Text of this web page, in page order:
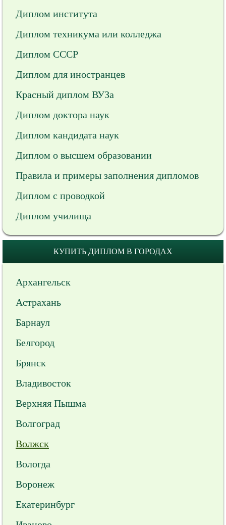
Диплом института
Диплом техникума или колледжа
Диплом СССР
Диплом для иностранцев
Красный диплом ВУЗа
Диплом доктора наук
Диплом кандидата наук
Диплом о высшем образовании
Правила и примеры заполнения дипломов
Диплом с проводкой
Диплом училища
КУПИТЬ ДИПЛОМ В ГОРОДАХ
Архангельск
Астрахань
Барнаул
Белгород
Брянск
Владивосток
Верхняя Пышма
Волгоград
Волжск
Вологда
Воронеж
Екатеринбург